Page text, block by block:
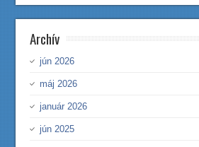
Archív
jún 2026
máj 2026
január 2026
jún 2025